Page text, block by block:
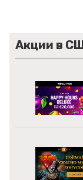
Акции в